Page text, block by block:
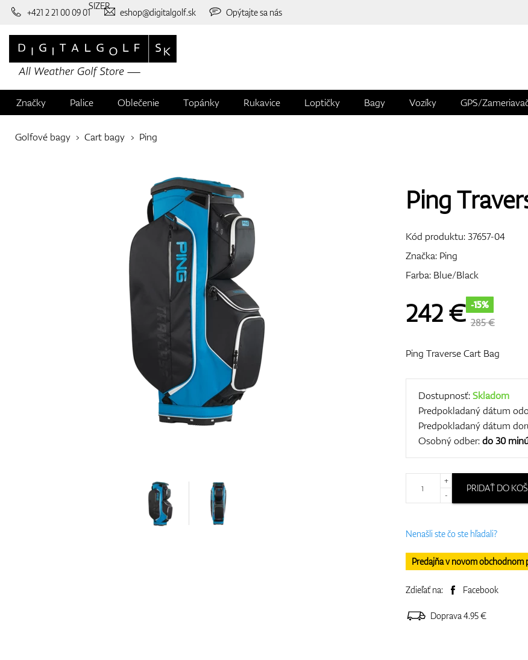
+421 2 21 00 09 01 eshop@digitalgolf.sk Opýtajte sa nás
Značky Palice Oblečenie Topánky Rukavice Loptičky Bagy Vozíky GPS/
Golfové bagy Cart bagy Ping
Ping
Kód produktu:37657-04
Značka: Ping
Farba: Blue/Black
242€ -15%
285 €
Ping Traverse Cart Bag
Dostupnosť:Skladom
Predpokladaný dátum
Predpokladaný dátum
Osobný odber:do 30
+
-
PRIDAŤ DO
Nenašli ste čo ste hľadali?
Predajňa v novom obchodnom
Zdieľať na: Facebook
Doprava 4.95 €
SIZER